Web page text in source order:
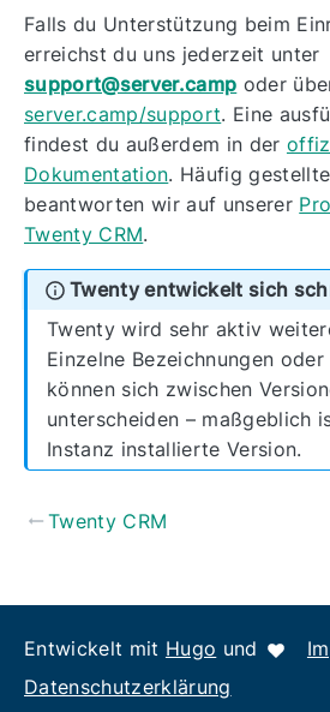
Falls du Unterstützung beim
erreichst du uns jederzeit unter
support@server.camp oder
server.camp/support. Eine
findest du außerdem in der
Dokumentation. Häufig
beantworten wir auf unserer
Twenty CRM.
Twenty entwickelt sich
Twenty wird sehr aktiv
Einzelne Bezeichnungen
können sich zwischen
unterscheiden – maßgeblich
Instanz installierte Version.
Twenty CRM
Entwickelt mit Hugo und
Datenschutzerklärung